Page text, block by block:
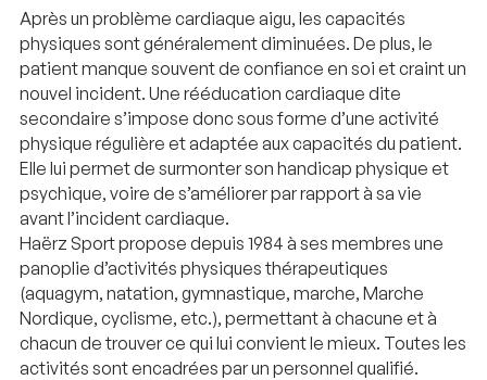
Après un problème cardiaque aigu, les capacités
physiques sont généralement diminuées. De plus, le
patient manque souvent de confiance en soi et craint un
nouvel incident. Une rééducation cardiaque dite
secondaire s’impose donc sous forme d’une activité
physique régulière et adaptée aux capacités du patient.
Elle lui permet de surmonter son handicap physique et
psychique, voire de s’améliorer par rapport à sa vie
avant l’incident cardiaque.
Haërz Sport propose depuis 1984 à ses membres une
panoplie d’activités physiques thérapeutiques
(aquagym, natation, gymnastique, marche, Marche
Nordique, cyclisme, etc.), permettant à chacune et à
chacun de trouver ce qui lui convient le mieux. Toutes les
activités sont encadrées par un personnel qualifié.